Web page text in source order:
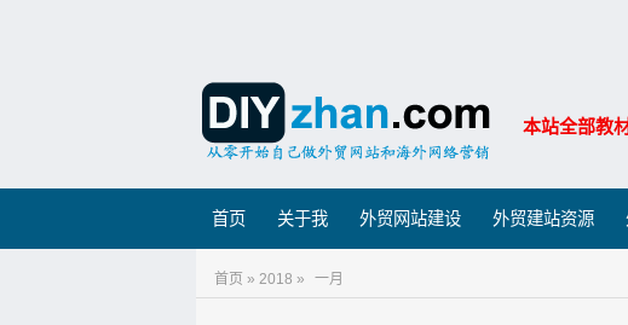
本站全部教
首页 关于我 外贸网站建设 外贸建站资源
首页 » 2018 » 一月